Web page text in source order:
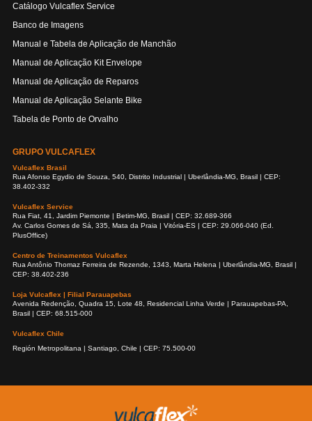
Catálogo Vulcaflex Service
Banco de Imagens
Manual e Tabela de Aplicação de Manchão
Manual de Aplicação Kit Envelope
Manual de Aplicação de Reparos
Manual de Aplicação Selante Bike
Tabela de Ponto de Orvalho
GRUPO VULCAFLEX
Vulcaflex Brasil
Rua Afonso Egydio de Souza, 540, Distrito Industrial | Uberlândia-MG, Brasil | CEP:
38.402-332
Vulcaflex Service
Rua Fiat, 41, Jardim Piemonte | Betim-MG, Brasil | CEP: 32.689-366
Av. Carlos Gomes de Sá, 335, Mata da Praia | Vitória-ES | CEP: 29.066-040 (Ed.
PlusOffice)
Centro de Treinamentos Vulcaflex
Rua Antônio Thomaz Ferreira de Rezende, 1343, Marta Helena | Uberlândia-MG, Brasil |
CEP: 38.402-236
Loja Vulcaflex | Filial Parauapebas
Avenida Redenção, Quadra 15, Lote 48, Residencial Linha Verde | Parauapebas-PA,
Brasil | CEP: 68.515-000
Vulcaflex Chile
Región Metropolitana | Santiago, Chile | CEP: 75.500-00